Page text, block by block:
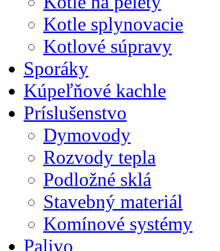
Kotle splynovacie
Kotlové súpravy
Sporáky
Kúpeľňové kachle
Príslušenstvo
Dymovody
Rozvody tepla
Podložné sklá
Stavebný materiál
Komínové systémy
Palivo